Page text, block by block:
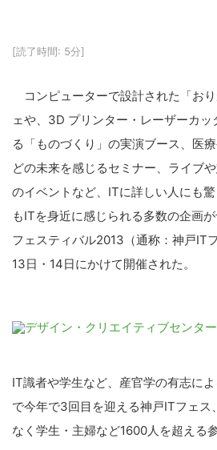
[読了時間: 5分]
コンピューターで設計された「お
ェや、3D プリンター・レーザーカ
る「ものづくり」の実演ブース、医
どの未来を感じるセミナー、ライブ
のイベントなど、ITに詳しい人にも
もITを身近に感じられる多数の企画
フェスティバル2013（通称：神戸IT
13日・14日にかけて開催された。
IT識者や学生など、産官学の有志に
で今年で3回目を迎える神戸ITフェス
なく学生・主婦など1600人を超える
VR/AR
特集
Block Data Bank